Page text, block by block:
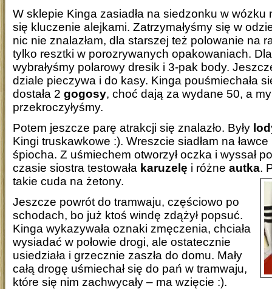
W sklepie Kinga zasiadła na siedzonku w wózku
się kluczenie alejkami. Zatrzymałyśmy się w
nic nie znalazłam, dla starszej też polowanie na
tylko resztki w porozrywanych opakowaniach.
wybrałyśmy polarowy dresik i 3-pak body.
dziale pieczywa i do kasy. Kinga pouśmiechała
dostała 2 gogosy, choć dają za wydane 50, a
przekroczyłyśmy.
Potem jeszcze parę atrakcji się znalazło. Były
Kingi truskawkowe :). Wreszcie siadłam na ławce
śpiocha. Z uśmiechem otworzył oczka i wyssał
czasie siostra testowała karuzelę i różne autka.
takie cuda na żetony.
Jeszcze powrót do tramwaju, częściowo po
schodach, bo już ktoś windę zdążył popsuć.
Kinga wykazywała oznaki zmęczenia, chciała
wysiadać w połowie drogi, ale ostatecznie
usiedziała i grzecznie zaszła do domu. Mały
całą drogę uśmiechał się do pań w tramwaju,
które się nim zachwycały – ma wzięcie :).